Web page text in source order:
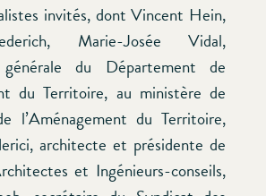
invités, dont Vincent Hein,
Marie-Josée Vidal,
générale du Département de
du Territoire, au ministère de
l’Aménagement du Territoire,
architecte et présidente de
et Ingénieurs-conseils,